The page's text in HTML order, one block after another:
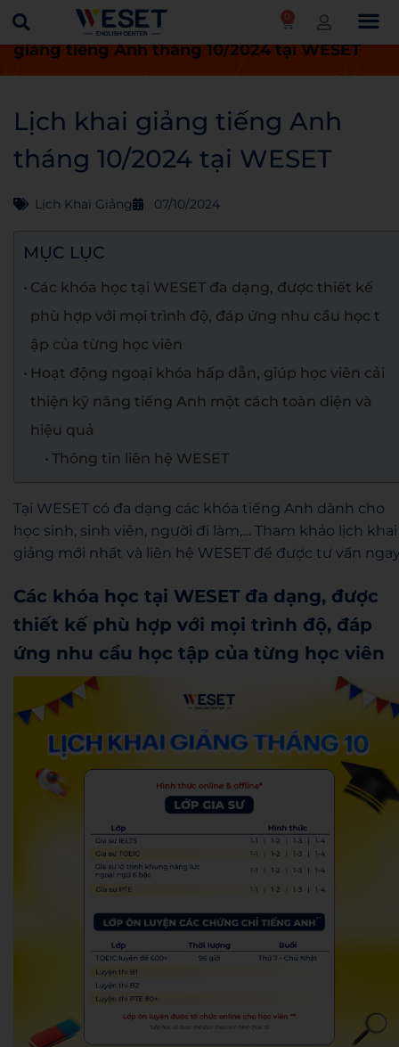
0
Trang chủ Lịch khai giảng
Lịch khai
giảng tiếng Anh tháng 10/2024 tại WESET
Lịch khai giảng tiếng Anh
tháng 10/2024 tại WESET
Lịch Khai Giảng 07/10/2024
MỤC LỤC
Các khóa học tại WESET đa dạng, được thiết kế
phù hợp với mọi trình độ, đáp ứng nhu cầu học t
ập của từng học viên
Hoạt động ngoại khóa hấp dẫn, giúp học viên cải
thiện kỹ năng tiếng Anh một cách toàn diện và
hiệu quả
Thông tin liên hệ WESET
Tại WESET có đa dạng các khóa tiếng Anh dành cho
học sinh, sinh viên, người đi làm,… Tham khảo lịch khai
giảng mới nhất và liên hệ WESET để được tư vấn
Các khóa học tại WESET đa dạng, được
thiết kế phù hợp với mọi trình độ, đáp
ứng nhu cầu học tập của từng học viên